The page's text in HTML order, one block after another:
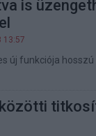
is
13:57
új funkciója